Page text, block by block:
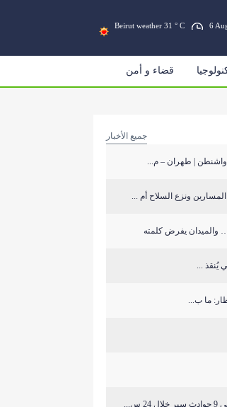
Beirut weather 31 ° C 6
قضاء و أمن
جميع الأخبار
واشنطن | طهران – م...
ونزع السلاح أم ...
والميدان يفرض كلمته
يُنقذ ...
ما ب...